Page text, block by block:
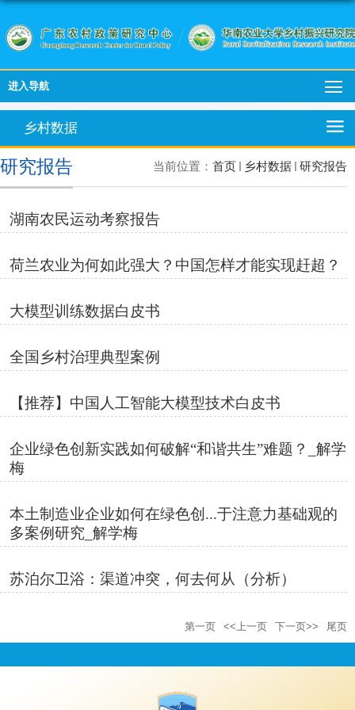
进入导航
乡村数据
当前位置： 首页 乡村数据 研究报告
研究报告
湖南农民运动考察报告
荷兰农业为何如此强大？中国怎样才能实现赶超？
大模型训练数据白皮书
全国乡村治理典型案例
【推荐】中国人工智能大模型技术白皮书
企业绿色创新实践如何破解“和谐共生”难题？_解学
梅
本土制造业企业如何在绿色创...于注意力基础观的
多案例研究_解学梅
苏泊尔卫浴：渠道冲突，何去何从（分析）
第一页 <<上一页 下一页>> 尾页